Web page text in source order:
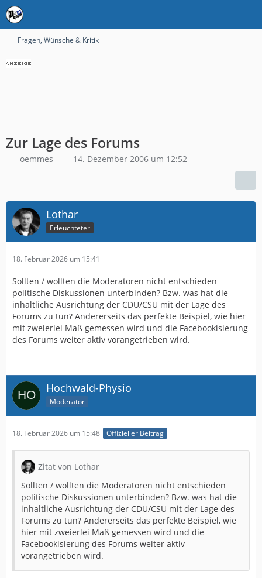
Fragen, Wünsche & Kritik
Zur Lage des Forums
oemmes 14. Dezember 2006 um 12:52
Lothar
Erleuchteter
18. Februar 2026 um 15:41
Sollten / wollten die Moderatoren nicht entschieden
politische Diskussionen unterbinden? Bzw. was hat die
inhaltliche Ausrichtung der CDU/CSU mit der Lage des
Forums zu tun? Andererseits das perfekte Beispiel, wie hier
mit zweierlei Maß gemessen wird und die Facebookisierung
des Forums weiter aktiv vorangetrieben wird.
Hochwald-Physio
Moderator
18. Februar 2026 um 15:48 Offizieller Beitrag
Zitat von Lothar
Sollten / wollten die Moderatoren nicht entschieden
politische Diskussionen unterbinden? Bzw. was hat die
inhaltliche Ausrichtung der CDU/CSU mit der Lage des
Forums zu tun? Andererseits das perfekte Beispiel, wie
hier mit zweierlei Maß gemessen wird und die
Facebookisierung des Forums weiter aktiv
vorangetrieben wird.